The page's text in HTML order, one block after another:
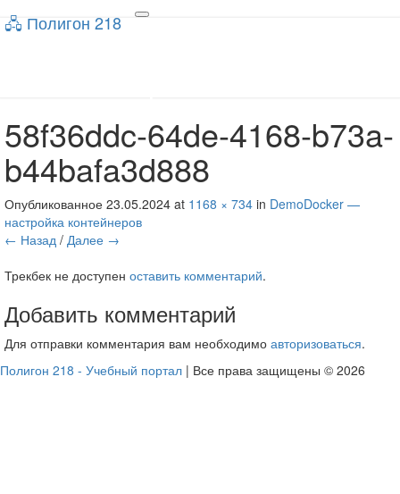
Toggle
🖧 Полигон 218
🖧 Полигон 218
58f36ddc-64de-4168-b73a-
b44bafa3d888
Опубликованное 23.05.2024 at 1168 × 734 in DemoDocker —
настройка контейнеров
← Назад / Далее →
Трекбек не доступен оставить комментарий.
Добавить комментарий
Для отправки комментария вам необходимо авторизоваться.
Полигон 218 - Учебный портал | Все права защищены © 2026